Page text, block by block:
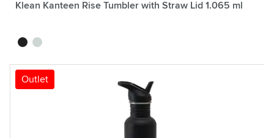
Klean Kanteen Rise Tumbler with Straw Lid 1.065 ml
noir beige
Outlet